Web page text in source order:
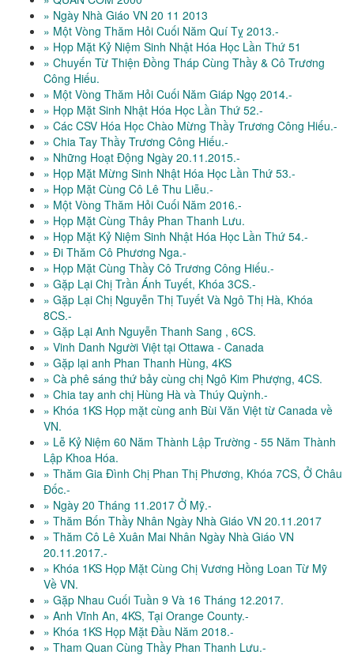
» Ngày Nhà Giáo VN 20 11 2013
» Một Vòng Thăm Hỏi Cuối Năm Quí Tỵ 2013.-
» Họp Mặt Kỷ Niệm Sinh Nhật Hóa Học Lần Thứ 51
» Chuyến Từ Thiện Đồng Tháp Cùng Thầy & Cô Trương
Công Hiếu.
» Một Vòng Thăm Hỏi Cuối Năm Giáp Ngọ 2014.-
» Họp Mặt Sinh Nhật Hóa Học Lần Thứ 52.-
» Các CSV Hóa Học Chào Mừng Thầy Trương Công Hiếu.-
» Chia Tay Thầy Trương Công Hiếu.-
» Những Hoạt Động Ngày 20.11.2015.-
» Họp Mặt Mừng Sinh Nhật Hóa Học Lần Thứ 53.-
» Họp Mặt Cùng Cô Lê Thu Liễu.-
» Một Vòng Thăm Hỏi Cuối Năm 2016.-
» Họp Mặt Cùng Thây Phan Thanh Lưu.
» Họp Mặt Kỷ Niệm Sinh Nhật Hóa Học Lần Thứ 54.-
» Đi Thăm Cô Phương Nga.-
» Họp Mặt Cùng Thầy Cô Trương Công Hiếu.-
» Gặp Lại Chị Trần Ánh Tuyết, Khóa 3CS.-
» Gặp Lại Chị Nguyễn Thị Tuyết Và Ngô Thị Hà, Khóa
8CS.-
» Gặp Lại Anh Nguyễn Thanh Sang , 6CS.
» Vinh Danh Người Việt tại Ottawa - Canada
» Gặp lại anh Phan Thanh Hùng, 4KS
» Cà phê sáng thứ bảy cùng chị Ngô Kim Phượng, 4CS.
» Chia tay anh chị Hùng Hà và Thúy Quỳnh.-
» Khóa 1KS Họp mặt cùng anh Bùi Văn Việt từ Canada về
VN.
» Lễ Kỷ Niệm 60 Năm Thành Lập Trường - 55 Năm Thành
Lập Khoa Hóa.
» Thăm Gia Đình Chị Phan Thị Phương, Khóa 7CS, Ở Châu
Đốc.-
» Ngày 20 Tháng 11.2017 Ở Mỹ.-
» Thăm Bốn Thầy Nhân Ngày Nhà Giáo VN 20.11.2017
» Thăm Cô Lê Xuân Mai Nhân Ngày Nhà Giáo VN
20.11.2017.-
» Khóa 1KS Họp Mặt Cùng Chị Vương Hồng Loan Từ Mỹ
Về VN.
» Gặp Nhau Cuối Tuần 9 Và 16 Tháng 12.2017.
» Anh Vĩnh An, 4KS, Tại Orange County.-
» Khóa 1KS Họp Mặt Đầu Năm 2018.-
» Tham Quan Cùng Thầy Phan Thanh Lưu.-